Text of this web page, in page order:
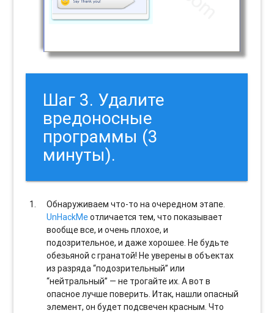
Шаг 3. Удалите
вредоносные
программы (3
минуты).
Обнаруживаем что-то на очередном этапе.
UnHackMeотличается тем, что показывает
вообще все, и очень плохое, и
подозрительное, и даже хорошее. Не будьте
обезьяной с гранатой! Не уверены в объектах
из разряда “подозрительный” или
“нейтральный” — не трогайте их. А вот в
опасное лучше поверить. Итак, нашли опасный
элемент, он будет подсвечен красным. Что